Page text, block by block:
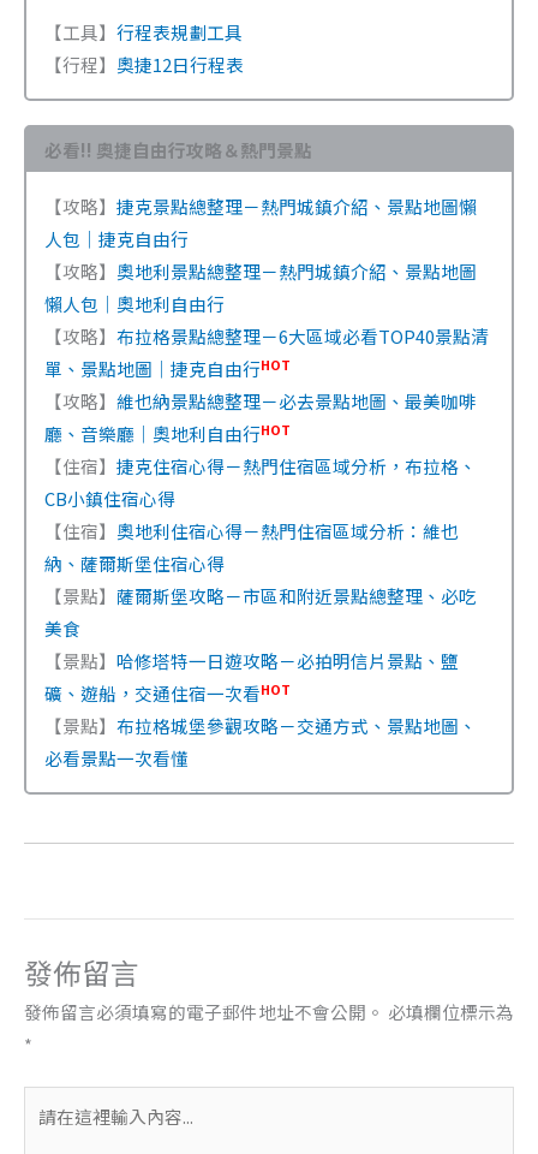
【工具】 行程表規劃工具
【行程】 奧捷12日行程表
必看!! 奧捷自由行攻略＆熱門景點
【攻略】 捷克景點總整理－熱門城鎮介紹、景點地圖懶
人包｜捷克自由行
【攻略】 奧地利景點總整理－熱門城鎮介紹、景點地圖
懶人包｜奧地利自由行
【攻略】 布拉格景點總整理－6大區域必看TOP40景點清
單、景點地圖｜捷克自由行HOT
【攻略】 維也納景點總整理－必去景點地圖、最美咖啡
廳、音樂廳｜奧地利自由行HOT
【住宿】 捷克住宿心得－熱門住宿區域分析，布拉格、
CB小鎮住宿心得
【住宿】 奧地利住宿心得－熱門住宿區域分析：維也
納、薩爾斯堡住宿心得
【景點】 薩爾斯堡攻略－市區和附近景點總整理、必吃
美食
【景點】 哈修塔特一日遊攻略－必拍明信片景點、鹽
礦、遊船，交通住宿一次看HOT
【景點】 布拉格城堡參觀攻略－交通方式、景點地圖、
必看景點一次看懂
發佈留言
發佈留言必須填寫的電子郵件地址不會公開。 必填欄位標示為
*
在